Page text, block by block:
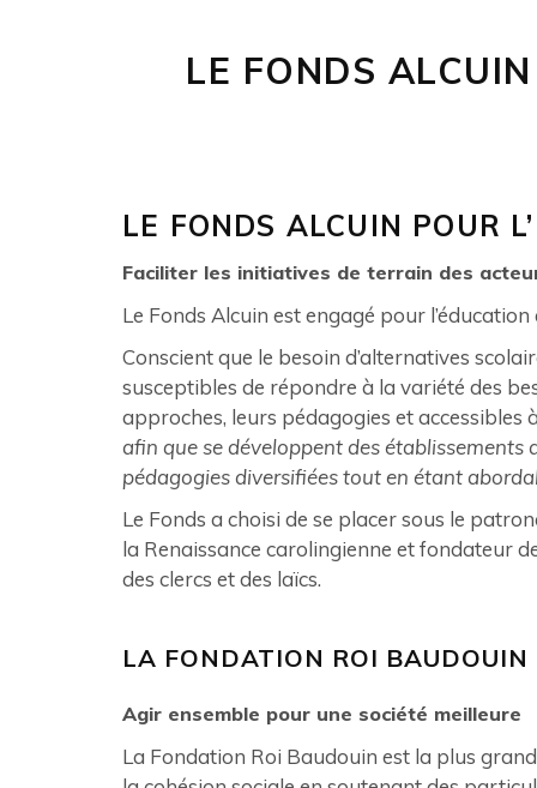
LE FONDS
LE FONDS ALCUIN POUR
Faciliter les initiatives de terrain des
Le Fonds Alcuin est engagé pour
Conscient que le besoin d’alternatives
susceptibles de répondre à la variété des
approches, leurs pédagogies et accessibles
afin que se développent des établissements
pédagogies diversifiées tout en étant
Le Fonds a choisi de se placer sous le
la Renaissance carolingienne et fondateur
des clercs et des laïcs.
LA FONDATION ROI BAUDOUIN
Agir ensemble pour une société meilleure
La Fondation Roi Baudouin est la plus